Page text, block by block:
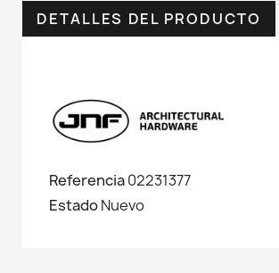
DETALLES DEL PRODUCTO
Referencia02231377
EstadoNuevo